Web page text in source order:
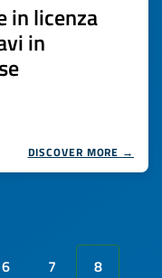
in licenza
in
DISCOVER MORE →
6 7
8